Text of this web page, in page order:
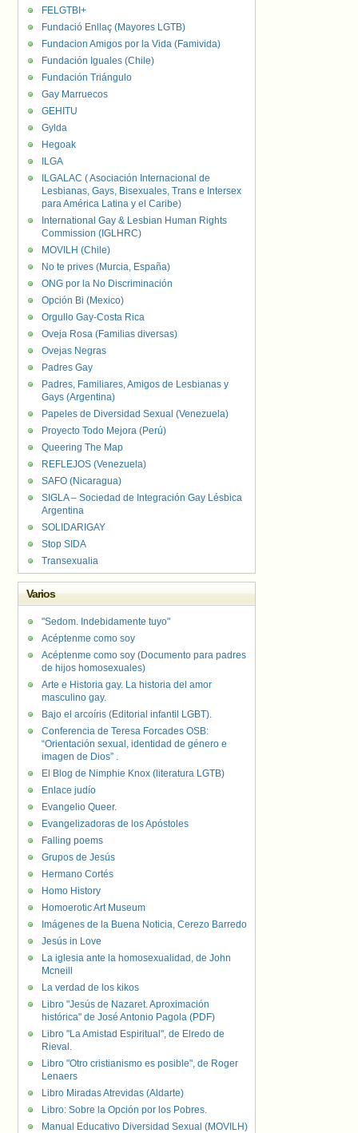
FELGTBI+
Fundació Enllaç (Mayores LGTB)
Fundacion Amigos por la Vida (Famivida)
Fundación Iguales (Chile)
Fundación Triángulo
Gay Marruecos
GEHITU
Gylda
Hegoak
ILGA
ILGALAC ( Asociación Internacional de
Lesbianas, Gays, Bisexuales, Trans e Intersex
para América Latina y el Caribe)
International Gay & Lesbian Human Rights
Commission (IGLHRC)
MOVILH (Chile)
No te prives (Murcia, España)
ONG por la No Discriminación
Opción Bi (Mexico)
Orgullo Gay-Costa Rica
Oveja Rosa (Familias diversas)
Ovejas Negras
Padres Gay
Padres, Familiares, Amigos de Lesbianas y
Gays (Argentina)
Papeles de Diversidad Sexual (Venezuela)
Proyecto Todo Mejora (Perú)
Queering The Map
REFLEJOS (Venezuela)
SAFO (Nicaragua)
SIGLA – Sociedad de Integración Gay Lésbica
Argentina
SOLIDARIGAY
Stop SIDA
Transexualia
Varios
"Sedom. Indebidamente tuyo"
Acéptenme como soy
Acéptenme como soy (Documento para padres
de hijos homosexuales)
Arte e Historia gay. La historia del amor
masculino gay.
Bajo el arcoíris (Editorial infantil LGBT).
Conferencia de Teresa Forcades OSB:
“Orientación sexual, identidad de género e
imagen de Dios” .
El Blog de Nimphie Knox (literatura LGTB)
Enlace judío
Evangelio Queer.
Evangelizadoras de los Apóstoles
Falling poems
Grupos de Jesús
Hermano Cortés
Homo History
Homoerotic Art Museum
Imágenes de la Buena Noticia, Cerezo Barredo
Jesús in Love
La iglesia ante la homosexualidad, de John
Mcneill
La verdad de los kikos
Libro "Jesús de Nazaret. Aproximación
histórica" de José Antonio Pagola (PDF)
Libro "La Amistad Espiritual", de Elredo de
Rieval.
Libro "Otro cristianismo es posible", de Roger
Lenaers
Libro Miradas Atrevidas (Aldarte)
Libro: Sobre la Opción por los Pobres.
Manual Educativo Diversidad Sexual (MOVILH)